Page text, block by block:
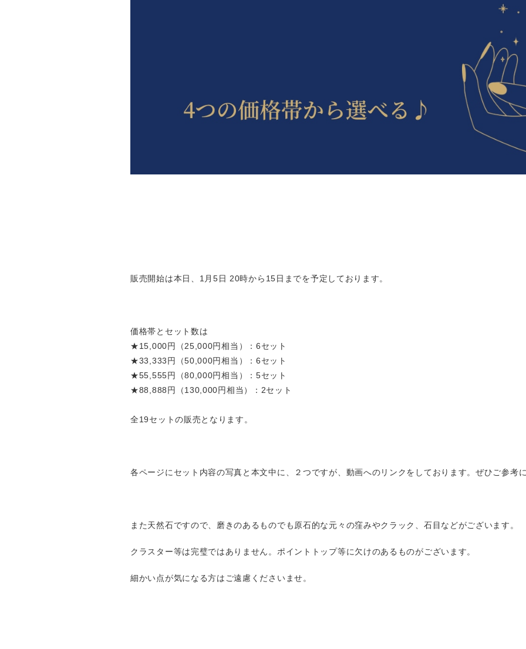
販売開始は本日、1月5日 20時から15日までを予定しております。
価格帯とセット数は
★15,000円（25,000円相当）：6セット
★33,333円（50,000円相当）：6セット
★55,555円（80,000円相当）：5セット
★88,888円（130,000円相当）：2セット
全19セットの販売となります。
各ページにセット内容の写真と本文中に、２つですが、動画へのリンクをしております。ぜひご参考
また天然石ですので、磨きのあるものでも原石的な元々の窪みやクラック、石目などがございます。
クラスター等は完璧ではありません。ポイントトップ等に欠けのあるものがございます。
細かい点が気になる方はご遠慮くださいませ。